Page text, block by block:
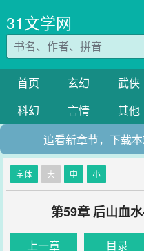
31文学网
首页 玄幻 武侠
科幻
言情 其他
追看新章节，下载
字体 大 中 小
第59章 后山血
上一章 目录